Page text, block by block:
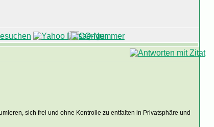
sich frei und ohne Kontrolle zu entfalten in Privatsphäre und